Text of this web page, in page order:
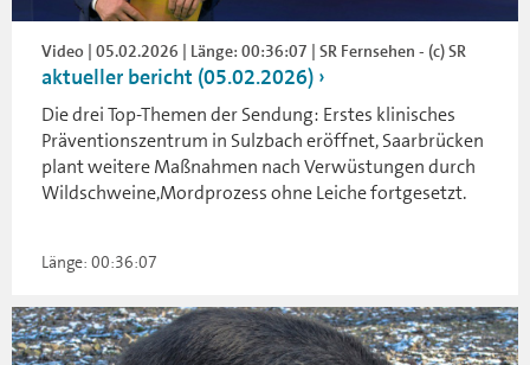
Video | 05.02.2026 | Länge: 00:36:07 | SR Fernsehen - (c) SR
aktueller bericht (05.02.2026)
Die drei Top-Themen der Sendung: Erstes klinisches
Präventionszentrum in Sulzbach eröffnet, Saarbrücken
plant weitere Maßnahmen nach Verwüstungen durch
Wildschweine,Mordprozess ohne Leiche fortgesetzt.
Länge: 00:36:07